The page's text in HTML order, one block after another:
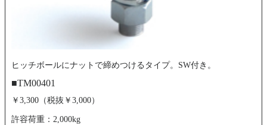
ヒッチボールにナットで締めつけるタイプ。SW付き。
■TM00401
￥3,300（税抜￥3,000）
許容荷重：2,000kg